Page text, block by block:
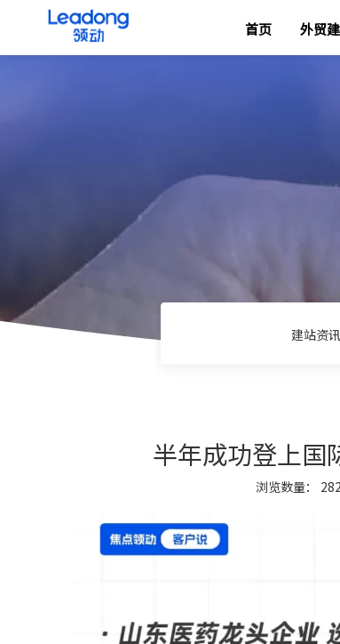
首页 外贸
建站资讯
半年成功登上国
浏览数量： 282